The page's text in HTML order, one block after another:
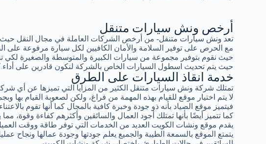
أرخص ونش سيارات متنقل
تعد ونش سيارات متنقل- من أرخص الشركات العاملة في مجال النقل حيث
مع الحرص على توفير السلامة والأمان الكافيين لكل سيارة مرفوعة على
حيث نقوم بتوفير مجموعة من سيارات الكبيرة والمتوسطة والصغيرة لكي
حيث يتم تحديث اسطول السيارات الخاص بالشركة لنكون قادرين على أداء
خدمة انقاذ السيارات على الطرق
تمتلك شركة ونش سيارات متنقل الكثير من المزايا التي تميزها عن أي
لا يتم اختيار موقع للقيام بهذه المهمة من فراغ، ولكن لصعوبة القيام بها
فيتميز موقع الصياد بأنه ذو جودة وخبرة كافية بالمجال كما أنها تقوم
كما تتميز أيضًا بأنها تمتلك أجود العمال والسائقين وأكثرهم كفاءة وقوة،
يقدم موقع ونشات الكويت العديد من الخدمات التي توفر طاقة ووقت
يتمتع الموقع بالسمعة الطيبة والجميع يعلم جودتها وجودة عمالها ونجاح